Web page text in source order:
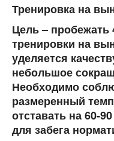
Тренировка на
Цель – пробежать
тренировки на
уделяется
небольшое
Необходимо
размеренный
отставать на 60-
для забега